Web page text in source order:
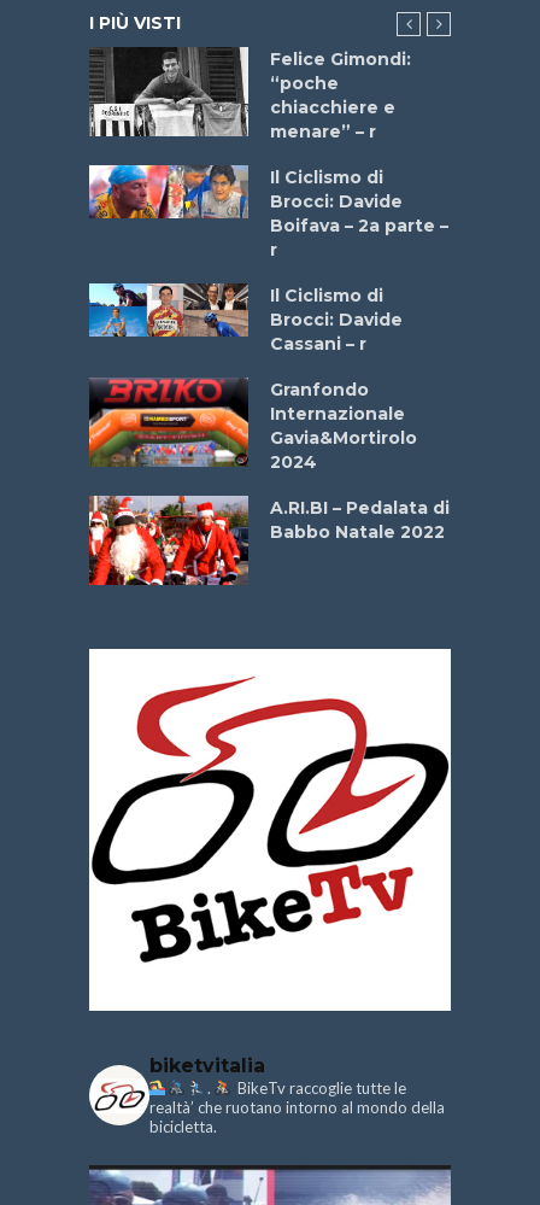
I PIÙ VISTI
Felice Gimondi:
“poche
chiacchiere e
menare” – r
Il Ciclismo di
Brocci: Davide
Boifava – 2a parte –
r
Il Ciclismo di
Brocci: Davide
Cassani – r
Granfondo
Internazionale
Gavia&Mortirolo
2024
A.RI.BI – Pedalata di
Babbo Natale 2022
biketvitalia
.
BikeTv raccoglie tutte le
realtà’ che ruotano intorno al mondo della
bicicletta.